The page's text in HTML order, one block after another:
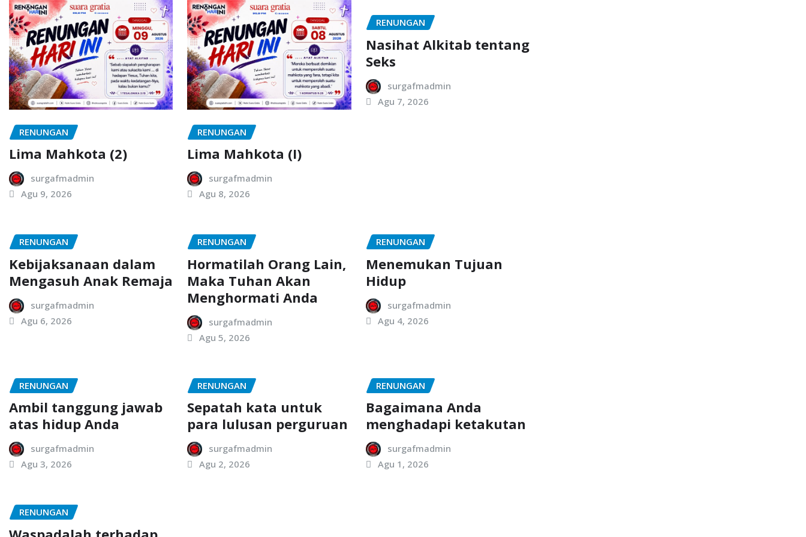
RENUNGAN
Lima Mahkota (2)
surgafmadmin
Agu 9, 2026
RENUNGAN
Lima Mahkota (I)
surgafmadmin
Agu 8, 2026
RENUNGAN
Nasihat Alkitab tentang
Seks
surgafmadmin
Agu 7, 2026
RENUNGAN
Kebijaksanaan dalam
Mengasuh Anak Remaja
surgafmadmin
Agu 6, 2026
RENUNGAN
Hormatilah Orang Lain,
Maka Tuhan Akan
Menghormati Anda
surgafmadmin
Agu 5, 2026
RENUNGAN
Menemukan Tujuan
Hidup
surgafmadmin
Agu 4, 2026
RENUNGAN
Ambil tanggung jawab
atas hidup Anda
surgafmadmin
Agu 3, 2026
RENUNGAN
Sepatah kata untuk
para lulusan perguruan
surgafmadmin
Agu 2, 2026
RENUNGAN
Bagaimana Anda
menghadapi ketakutan
surgafmadmin
Agu 1, 2026
RENUNGAN